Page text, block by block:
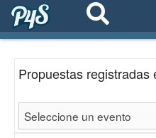
EVENTOS
EMPRESAS
Propuestas registradas